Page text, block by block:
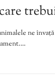
ne